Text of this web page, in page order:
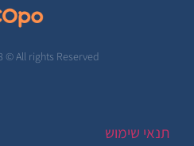
© All rights Reserved.
תנאי שימוש